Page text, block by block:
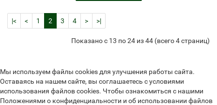
|< < 1 2 3 4 > >|
Показано с 13 по 24 из 44 (всего 4 страниц)
Мы используем файлы cookies для улучшения работы сайта.
Оставаясь на нашем сайте, вы соглашаетесь с условиями
использования файлов cookies. Чтобы ознакомиться с нашими
Положениями о конфиденциальности и об использовании файлов